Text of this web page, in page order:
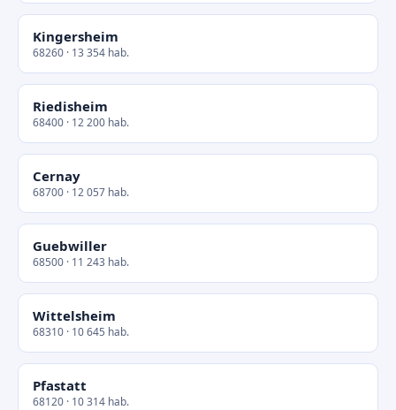
Kingersheim
68260 · 13 354 hab.
Riedisheim
68400 · 12 200 hab.
Cernay
68700 · 12 057 hab.
Guebwiller
68500 · 11 243 hab.
Wittelsheim
68310 · 10 645 hab.
Pfastatt
68120 · 10 314 hab.